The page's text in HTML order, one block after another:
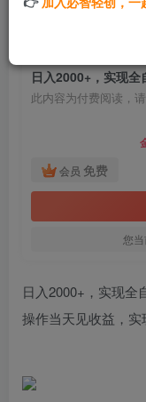
此内容为付费阅读，
会员 免费
您
日入2000+，实现全
操作当天见收益，实